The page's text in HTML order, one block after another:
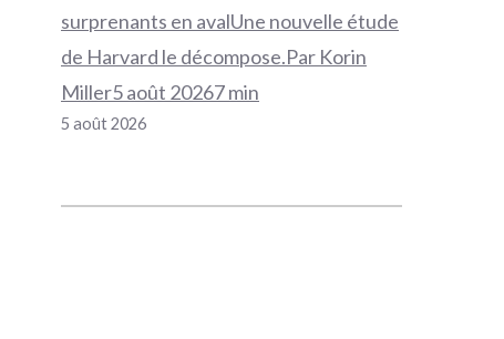
surprenants en avalUne nouvelle étude
de Harvard le décompose.Par Korin
Miller5 août 20267 min
5 août 2026